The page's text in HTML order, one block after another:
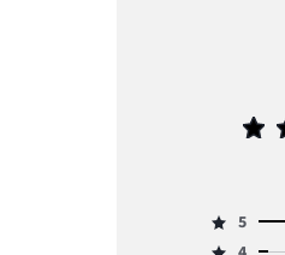
Ocena
5